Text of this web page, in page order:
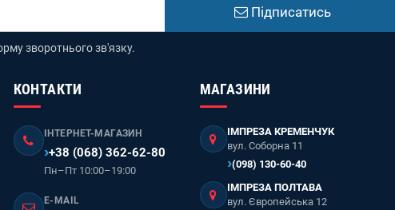
Підписатись
зворотнього зв'язку.
КОНТАКТИ
ІНТЕРНЕТ-МАГАЗИН
+38 (068) 362-62-80
Пн–Пт 10:00–19:00
E-MAIL
МАГАЗИНИ
ІМПРЕЗА КРЕМЕНЧУК
вул. Соборна 11
(098) 130-60-40
ІМПРЕЗА ПОЛТАВА
вул. Європейська 12